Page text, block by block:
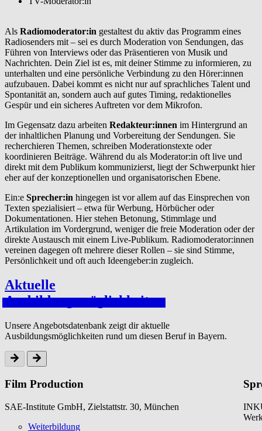
Als Radiomoderator:in gestaltest du aktiv das Programm eines
Radiosenders mit – sei es durch Moderation von Sendungen, das
Führen von Interviews oder das Präsentieren von Musik und
Nachrichten. Dein Ziel ist es, mit deiner Stimme zu informieren, zu
unterhalten und eine persönliche Verbindung zu den Hörer:innen
aufzubauen. Dabei kommt es nicht nur auf sprachliches Talent und
Spontanität an, sondern auch auf gutes Timing, redaktionelles
Gespür und ein sicheres Auftreten vor dem Mikrofon.
Im Gegensatz dazu arbeiten Redakteur:innen im Hintergrund an
der inhaltlichen Planung und Vorbereitung der Sendungen. Sie
recherchieren Themen, schreiben Moderationstexte oder
koordinieren Beiträge. Während du als Moderator:in oft live und
direkt mit dem Publikum kommunizierst, liegt der Schwerpunkt hier
eher auf der konzeptionellen und organisatorischen Ebene.
Ein:e Sprecher:in hingegen ist vor allem auf das Einsprechen von
Texten spezialisiert – etwa für Werbung, Hörbücher oder
Dokumentationen. Hier stehen Betonung, Stimmlage und
Artikulation im Vordergrund, weniger die freie Moderation oder der
direkte Austausch mit einem Live-Publikum. Radiomoderator:innen
vereinen dagegen oft mehrere dieser Rollen – sie sind Stimme,
Persönlichkeit und oft auch Ideengeber:in zugleich.
Aktuelle
Aus­bil­dungsmöglichkeit­en
Unsere Angebotsdatenbank zeigt dir aktuelle
Ausbildungsmöglichkeiten rund um diesen Beruf in Bayern.
Film Production
SAE-Institute GmbH, Zielstattstr. 30, München
Weiterbildung